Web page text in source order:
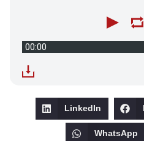
00:00
LinkedIn
WhatsApp